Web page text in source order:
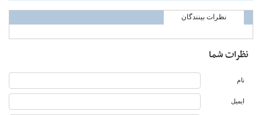
نظرات بینندگان
نظرات شما
نام
ایمیل